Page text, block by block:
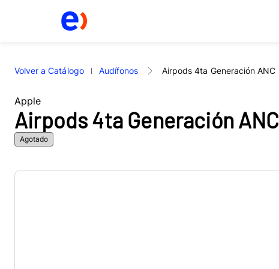
Volver a Catálogo Audífonos Airpods 4ta Generación ANC
Apple
Airpods 4ta Generación ANC
Agotado